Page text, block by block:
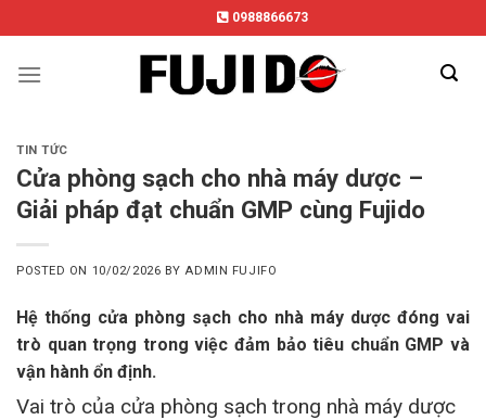
to
content
0988866673
TIN TỨC
Cửa phòng sạch cho nhà máy dược –
Giải pháp đạt chuẩn GMP cùng Fujido
POSTED ON 10/02/2026 BY ADMIN FUJIFO
Hệ thống cửa phòng sạch cho nhà máy dược đóng vai
trò quan trọng trong việc đảm bảo tiêu chuẩn GMP và
vận hành ổn định.
Vai trò của cửa phòng sạch trong nhà máy dược